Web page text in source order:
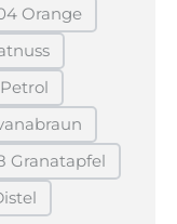
verfügbar.)
Orange
(Diese Option ist
Option ist zurzeit nicht
verfügbar.)
Option ist zurzeit
verfügbar.)
Option ist zurzeit
verfügbar.)
Granatapfel
(Diese Option ist
verfügbar.)
Option ist zurzeit